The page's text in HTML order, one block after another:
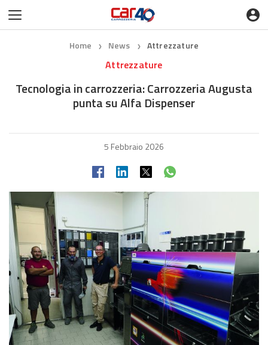
Home ❯ News ❯ Attrezzature
Attrezzature
Tecnologia in carrozzeria: Carrozzeria Augusta
punta su Alfa Dispenser
5 Febbraio 2026